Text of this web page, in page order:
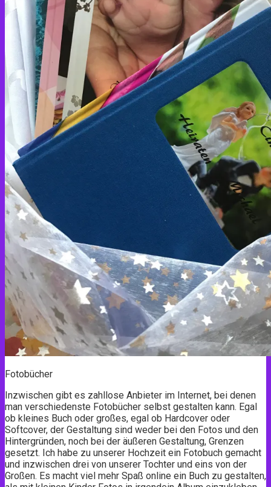
Fotobücher
Inzwischen gibt es zahllose Anbieter im Internet, bei denen
man verschiedenste Fotobücher selbst gestalten kann. Egal
ob kleines Buch oder großes, egal ob Hardcover oder
Softcover, der Gestaltung sind weder bei den Fotos und den
Hintergründen, noch bei der äußeren Gestaltung, Grenzen
gesetzt. Ich habe zu unserer Hochzeit ein Fotobuch gemacht
und inzwischen drei von unserer Tochter und eins von der
Großen. Es macht viel mehr Spaß online ein Buch zu gestalten,